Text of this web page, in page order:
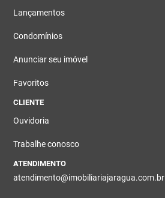
Lançamentos
Condomínios
Anunciar seu imóvel
Favoritos
CLIENTE
Ouvidoria
Trabalhe conosco
ATENDIMENTO
atendimento@imobiliariajaragua.com.br